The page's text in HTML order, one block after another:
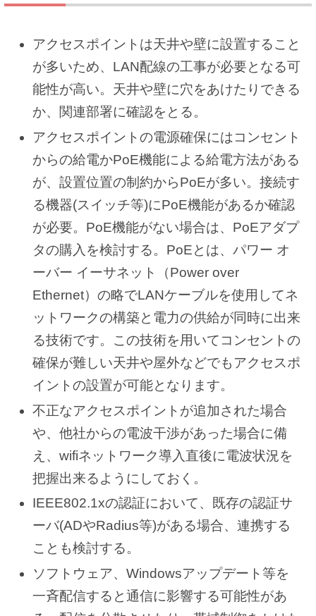
アクセスポイントは天井や壁に設置すること
が多いため、LAN配線の工事が必要となる可
能性が高い。天井や壁に穴をあけたりできる
か、関連部署に確認をとる。
アクセスポイントの電源確保にはコンセント
からの給電かPoE機能による給電方法がある
が、設置位置の制約からPoEが多い。接続す
る機器(スイッチ等)にPoE機能があるか確認
が必要。PoE機能がない場合は、PoEアダプ
タの購入を検討する。PoEとは、パワー オ
ーバー イーサネット（Power over
Ethernet）の略でLANケーブルを使用してネ
ットワークの構築と電力の供給が同時に出来
る技術です。この技術を用いてコンセントの
確保が難しい天井や屋外などでもアクセスポ
イントの設置が可能となります。
不正なアクセスポイントが追加された場合
や、他社からの電波干渉があった場合に備
え、wifiネットワーク導入直後に電波状況を
把握出来るようにしておく。
IEEE802.1xの認証において、既存の認証サ
ーバ(ADやRadius等)がある場合、連携する
ことも検討する。
ソフトウェア、Windowsアップデート等を
一斉配信すると通信に影響する可能性があ